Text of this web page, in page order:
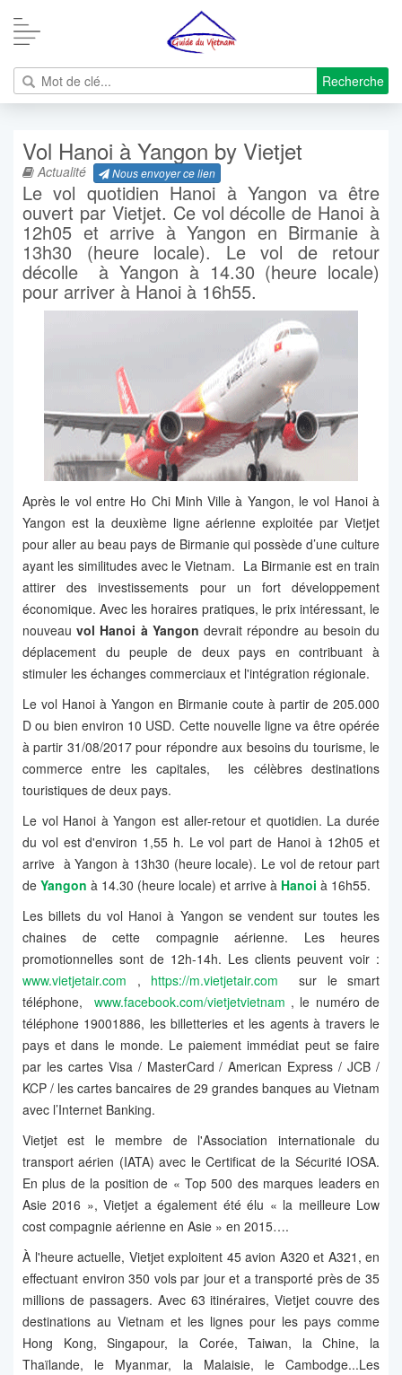
Recherche
Vol Hanoi à Yangon by Vietjet
Actualité Nous envoyer ce lien
Le vol quotidien Hanoi à Yangon va être
ouvert par Vietjet. Ce vol décolle de Hanoi à
12h05 et arrive à Yangon en Birmanie à
13h30 (heure locale). Le vol de retour
décolle à Yangon à 14.30 (heure locale)
pour arriver à Hanoi à 16h55.
Après le vol entre Ho Chi Minh Ville à Yangon, le vol Hanoi à
Yangon est la deuxième ligne aérienne exploitée par Vietjet
pour aller au beau pays de Birmanie qui possède d’une culture
ayant les similitudes avec le Vietnam. La Birmanie est en train
attirer des investissements pour un fort développement
économique. Avec les horaires pratiques, le prix intéressant, le
nouveauvol Hanoi à Yangon devrait répondre au besoin du
déplacement du peuple de deux pays en contribuant à
stimuler les échanges commerciaux et l'intégration régionale.
Le vol Hanoi à Yangon en Birmanie coute à partir de 205.000
D ou bien environ 10 USD. Cette nouvelle ligne va être opérée
à partir 31/08/2017 pour répondre aux besoins du tourisme, le
commerce entre les capitales, les célèbres destinations
touristiques de deux pays.
Le vol Hanoi à Yangon est aller-retour et quotidien. La durée
du vol est d'environ 1,55 h. Le vol part de Hanoi à 12h05 et
arrive à Yangon à 13h30 (heure locale). Le vol de retour part
de Yangon à 14.30 (heure locale) et arrive à Hanoi à 16h55.
Les billets du vol Hanoi à Yangon se vendent sur toutes les
chaines de cette compagnie aérienne. Les heures
promotionnelles sont de 12h-14h. Les clients peuvent voir :
www.vietjetair.com , https://m.vietjetair.com sur le smart
téléphone, www.facebook.com/vietjetvietnam , le numéro de
téléphone 19001886, les billetteries et les agents à travers le
pays et dans le monde. Le paiement immédiat peut se faire
par les cartes Visa / MasterCard / American Express / JCB /
KCP / les cartes bancaires de 29 grandes banques au Vietnam
avec l’Internet Banking.
Vietjet est le membre de l'Association internationale du
transport aérien (IATA) avec le Certificat de la Sécurité IOSA.
En plus de la position de « Top 500 des marques leaders en
Asie 2016 », Vietjet a également été élu « la meilleure Low
cost compagnie aérienne en Asie » en 2015….
À l'heure actuelle, Vietjet exploitent 45 avion A320 et A321, en
effectuant environ 350 vols par jour et a transporté près de 35
millions de passagers. Avec 63 itinéraires, Vietjet couvre des
destinations au Vietnam et les lignes pour les pays comme
Hong Kong, Singapour, la Corée, Taiwan, la Chine, la
Thaïlande, le Myanmar, la Malaisie, le Cambodge...Les